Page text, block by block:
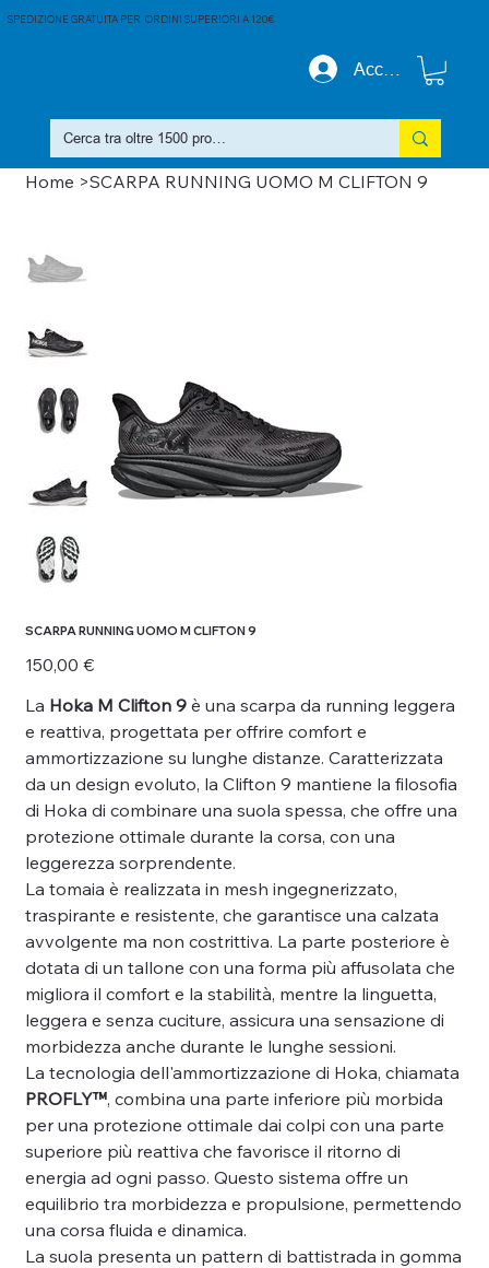
Accedi
SPEDIZIONE GRATUITA PER ORDINI SUPERIORI A 120€
Home >SCARPA RUNNING UOMO M CLIFTON 9
SCARPA RUNNING UOMO M CLIFTON 9
Prezzo
150,00 €
La Hoka M Clifton 9è una scarpa da running leggera
e reattiva, progettata per offrire comfort e
ammortizzazione su lunghe distanze. Caratterizzata
da un design evoluto, la Clifton 9 mantiene la filosofia
di Hoka di combinare una suola spessa, che offre una
protezione ottimale durante la corsa, con una
leggerezza sorprendente.
La tomaia è realizzata in mesh ingegnerizzato,
traspirante e resistente, che garantisce una calzata
avvolgente ma non costrittiva. La parte posteriore è
dotata di un tallone con una forma più affusolata che
migliora il comfort e la stabilità, mentre la linguetta,
leggera e senza cuciture, assicura una sensazione di
morbidezza anche durante le lunghe sessioni.
La tecnologia dell'ammortizzazione di Hoka, chiamata
PROFLY™, combina una parte inferiore più morbida
per una protezione ottimale dai colpi con una parte
superiore più reattiva che favorisce il ritorno di
energia ad ogni passo. Questo sistema offre un
equilibrio tra morbidezza e propulsione, permettendo
una corsa fluida e dinamica.
La suola presenta un pattern di battistrada in gomma